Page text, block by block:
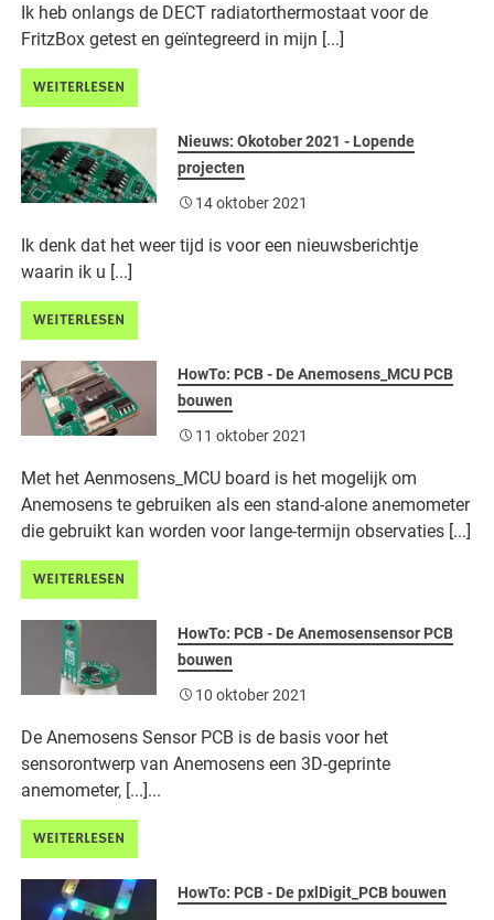
Ik heb onlangs de DECT radiatorthermostaat voor de
FritzBox getest en geïntegreerd in mijn [...]
WEITERLESEN
Nieuws: Okotober 2021 - Lopende
projecten
14 oktober 2021
Ik denk dat het weer tijd is voor een nieuwsberichtje
waarin ik u [...]
WEITERLESEN
HowTo: PCB - De Anemosens_MCU PCB
bouwen
11 oktober 2021
Met het Aenmosens_MCU board is het mogelijk om
Anemosens te gebruiken als een stand-alone anemometer
die gebruikt kan worden voor lange-termijn observaties [...]
WEITERLESEN
HowTo: PCB - De Anemosensensor PCB
bouwen
10 oktober 2021
De Anemosens Sensor PCB is de basis voor het
sensorontwerp van Anemosens een 3D-geprinte
anemometer, [...]...
WEITERLESEN
HowTo: PCB - De pxlDigit_PCB bouwen